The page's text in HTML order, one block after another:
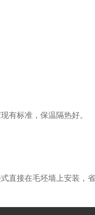
有标准，保温隔热好。
直接在毛坯墙上安装，省